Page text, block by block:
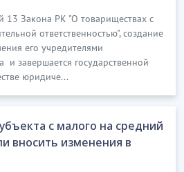
табылады.
аудита
6.Серіктестік
аудиттен басқа
де көрсете алады:
услуги
1) аудит
стандарттарына
13 Закона РК "О товариществах с
ответственностью", создание
его учредителями
и завершается государственной
юридиче...
с малого на средний
вносить изменения в